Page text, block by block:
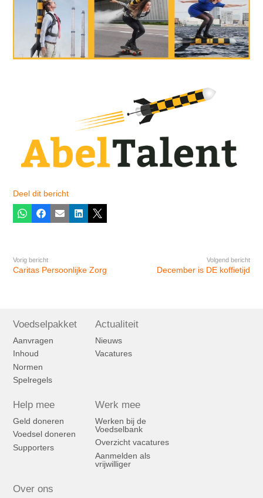
Deel dit bericht
WhatsappFacebook
E-mailLinkedIn
X
Vorig bericht
Caritas Persoonlijke Zorg
Volgend bericht
December is DE koffietijd
Voedselpakket
Aanvragen
Inhoud
Normen
Spelregels
Actualiteit
Nieuws
Vacatures
Help mee
Geld doneren
Voedsel doneren
Supporters
Werk mee
Werken bij de
Voedselbank
Overzicht vacatures
Aanmelden als
vrijwilliger
Over ons